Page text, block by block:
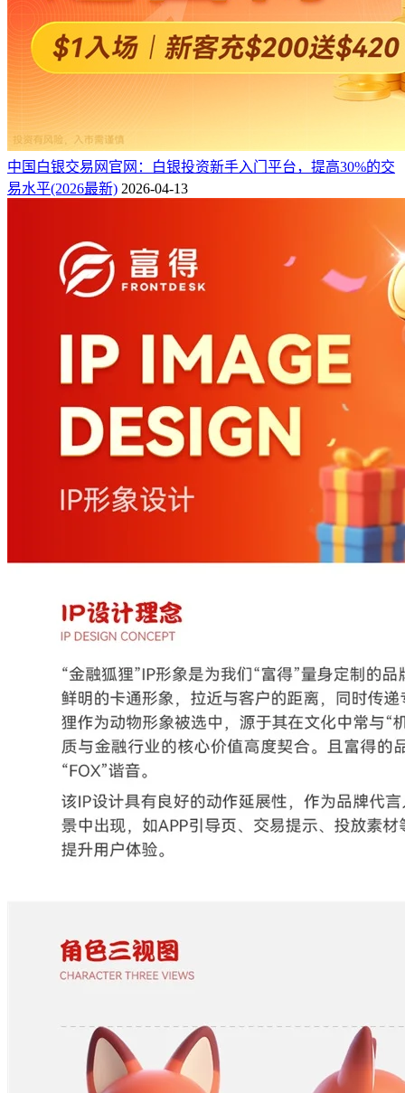
中国白银交易网官网：白银投资新手入门平台，提高30%的交
易水平(2026最新) 2026-04-13